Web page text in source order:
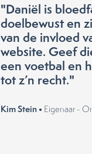
"Daniël is
doelbewust en
van de invloed
website. Geef
een voetbal en
tot z’n recht."
Kim Stein • Eigenaar -